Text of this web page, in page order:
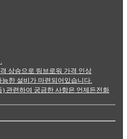
상승으로 링브로워 가격 인상
한 설비가 마련되어있습니다.
관련하여 궁금한 사항은 언제든전화